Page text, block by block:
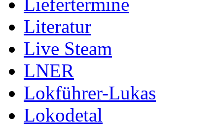
Liefertermine
Literatur
Live Steam
LNER
Lokführer-Lukas
Lokodetal